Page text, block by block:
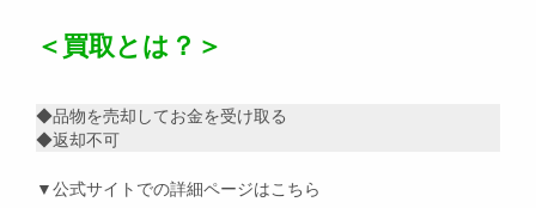
＜買取とは？＞
◆品物を売却してお金を受け取る
◆返却不可
▼公式サイトでの詳細ページはこちら